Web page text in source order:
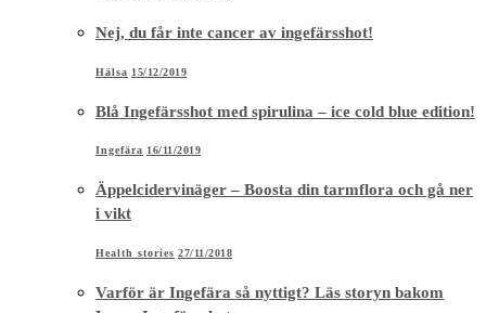
Nej, du får inte cancer av ingefärsshot!
Hälsa 15/12/2019
Blå Ingefärsshot med spirulina – ice cold blue edition!
Ingefära 16/11/2019
Äppelcidervinäger – Boosta din tarmflora och gå ner
i vikt
Health stories 27/11/2018
Varför är Ingefära så nyttigt? Läs storyn bakom